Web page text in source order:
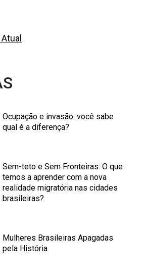
Ocupação e invasão: você sabe
qual é a diferença?
Sem-teto e Sem Fronteiras: O que
temos a aprender com a nova
realidade migratória nas cidades
brasileiras?
Mulheres Brasileiras Apagadas
pela História